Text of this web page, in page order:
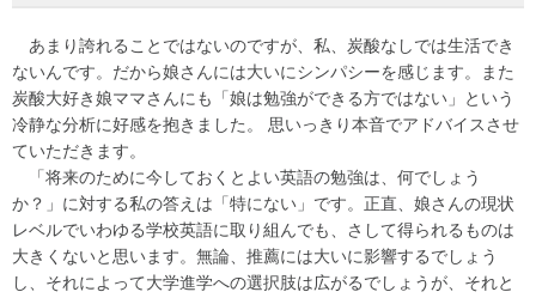
あまり誇れることではないのですが、私、炭酸なしでは生活でき
ないんです。だから娘さんには大いにシンパシーを感じます。また
炭酸大好き娘ママさんにも「娘は勉強ができる方ではない」という
冷静な分析に好感を抱きました。 思いっきり本音でアドバイスさせ
ていただきます。
「将来のために今しておくとよい英語の勉強は、何でしょう
か？」に対する私の答えは「特にない」です。正直、娘さんの現状
レベルでいわゆる学校英語に取り組んでも、さして得られるものは
大きくないと思います。無論、推薦には大いに影響するでしょう
し、それによって大学進学への選択肢は広がるでしょうが、それと